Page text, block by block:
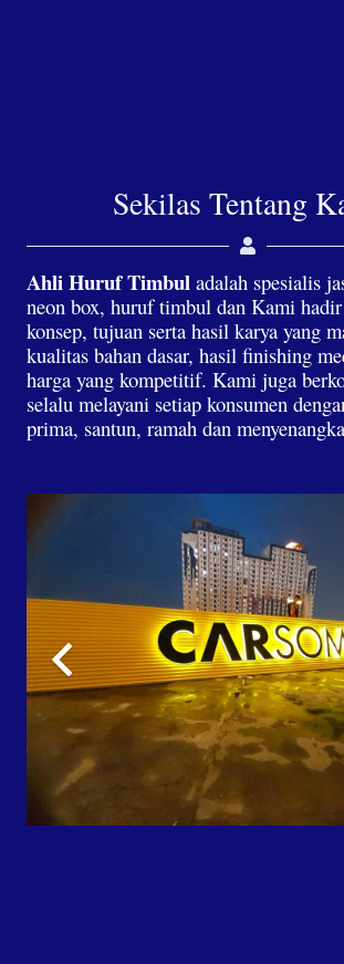
Sekilas Tentang
Ahli Huruf Timbul adalah spesialis
neon box, huruf timbul dan Kami
konsep, tujuan serta hasil karya yang
kualitas bahan dasar, hasil finishing
harga yang kompetitif. Kami juga
selalu melayani setiap konsumen
prima, santun, ramah dan